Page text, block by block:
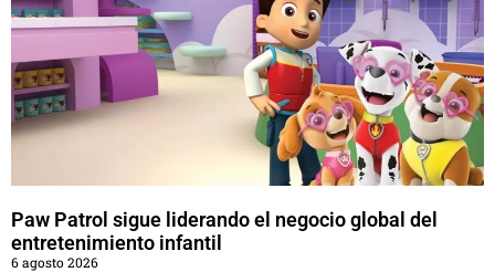
Paw Patrol sigue liderando el negocio global del
entretenimiento infantil
6 agosto 2026